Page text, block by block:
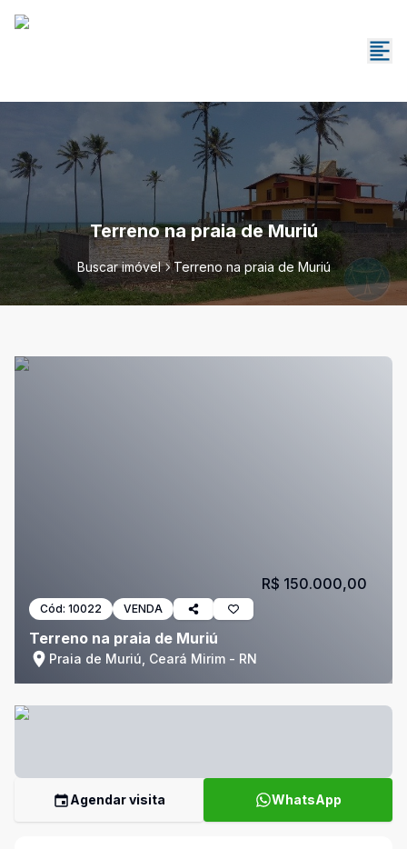
Terreno na praia de Muriú
Buscar imóvel Terreno na praia de Muriú
Cód: 10022 VENDA
Terreno na praia de Muriú
Praia de Muriú, Ceará Mirim - RN
R$ 150.000,00
Agendar visita WhatsApp